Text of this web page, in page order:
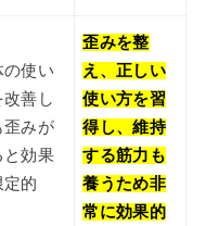
の使い
改善し
歪みが
と効果
定的
歪みを整
え、正しい
使い方を習
得し、維持
する筋力も
養うため非
常に効果的